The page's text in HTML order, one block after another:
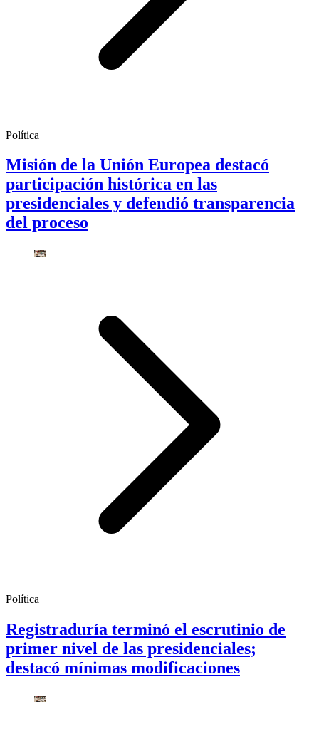
Política
Misión de la Unión Europea destacó
participación histórica en las
presidenciales y defendió transparencia
del proceso
Política
Registraduría terminó el escrutinio de
primer nivel de las presidenciales;
destacó mínimas modificaciones